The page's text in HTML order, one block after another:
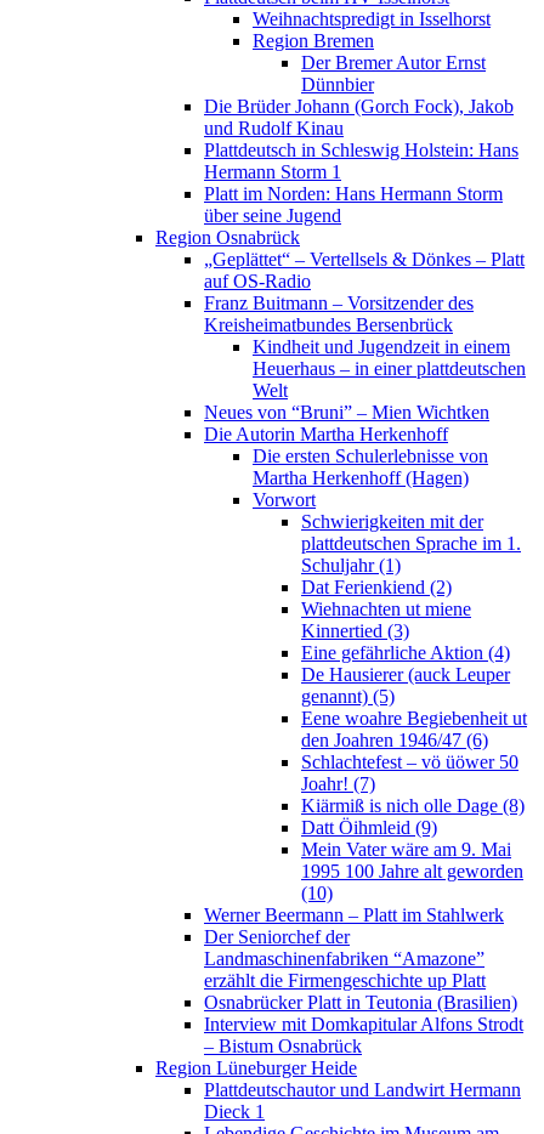
Weihnachtspredigt in Isselhorst
Region Bremen
Der Bremer Autor Ernst
Dünnbier
Die Brüder Johann (Gorch Fock), Jakob
und Rudolf Kinau
Plattdeutsch in Schleswig Holstein: Hans
Hermann Storm 1
Platt im Norden: Hans Hermann Storm
über seine Jugend
Region Osnabrück
„Geplättet“ – Vertellsels & Dönkes – Platt
auf OS-Radio
Franz Buitmann – Vorsitzender des
Kreisheimatbundes Bersenbrück
Kindheit und Jugendzeit in einem
Heuerhaus – in einer plattdeutschen
Welt
Neues von “Bruni” – Mien Wichtken
Die Autorin Martha Herkenhoff
Die ersten Schulerlebnisse von
Martha Herkenhoff (Hagen)
Vorwort
Schwierigkeiten mit der
plattdeutschen Sprache im 1.
Schuljahr (1)
Dat Ferienkiend (2)
Wiehnachten ut miene
Kinnertied (3)
Eine gefährliche Aktion (4)
De Hausierer (auck Leuper
genannt) (5)
Eene woahre Begiebenheit ut
den Joahren 1946/47 (6)
Schlachtefest – vö üöwer 50
Joahr! (7)
Kiärmiß is nich olle Dage (8)
Datt Öihmleid (9)
Mein Vater wäre am 9. Mai
1995 100 Jahre alt geworden
(10)
Werner Beermann – Platt im Stahlwerk
Der Seniorchef der
Landmaschinenfabriken “Amazone”
erzählt die Firmengeschichte up Platt
Osnabrücker Platt in Teutonia (Brasilien)
Interview mit Domkapitular Alfons Strodt
– Bistum Osnabrück
Region Lüneburger Heide
Plattdeutschautor und Landwirt Hermann
Dieck 1